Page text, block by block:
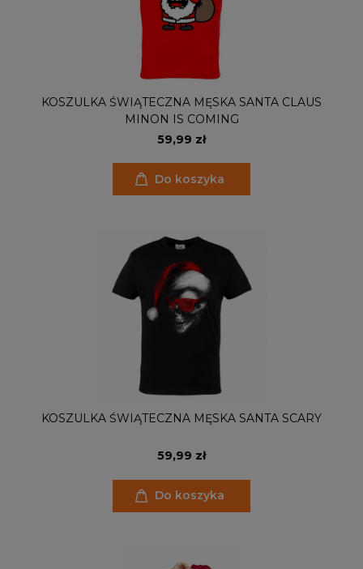
KOSZULKA ŚWIĄTECZNA MĘSKA SANTA CLAUS
MINON IS COMING
59,99 zł
Do koszyka
KOSZULKA ŚWIĄTECZNA MĘSKA SANTA SCARY
59,99 zł
Do koszyka